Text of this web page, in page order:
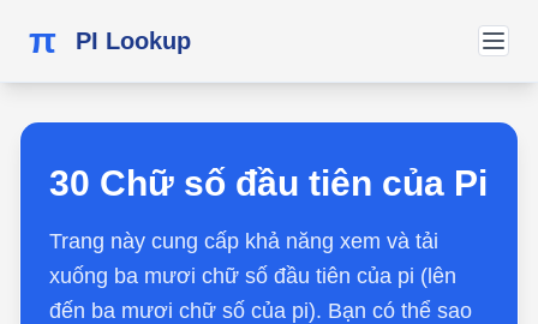
π PI Lookup
30 Chữ số đầu tiên của Pi
Trang này cung cấp khả năng xem và tải
xuống ba mươi chữ số đầu tiên của pi (lên
đến ba mươi chữ số của pi). Bạn có thể sao